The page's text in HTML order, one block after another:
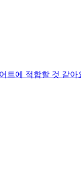
트에 적합할 것 같